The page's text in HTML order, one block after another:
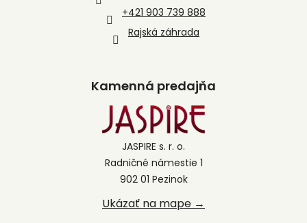
+421 903 739 888
Rajská záhrada
Kamenná predajňa
JASPIRE s. r. o.
Radničné námestie 1
902 01 Pezinok
Ukázať na mape →